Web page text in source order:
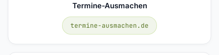
Termine-Ausmachen
termine-ausmachen.de